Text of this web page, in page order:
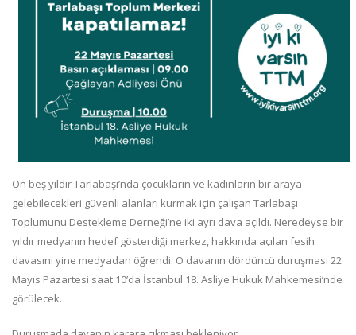
On beş yıldır Tarlabaşı’nda çocukların ve kadınların bir araya
gelebilecekleri güvenli alanları kurmak için çalışan Tarlabaşı
Toplumunu Destekleme Derneği’ne iki ayrı dava açıldı. Neredeyse bir
yıldır medyanın hedef gösterdiği merkez, hakkında açılan fesih
davasını yine medyadan öğrendi. O davanın dördüncü duruşması 22
Mayıs Pazartesi saat 10’da İstanbul 18. Asliye Hukuk Mahkemesi’nde
görülecek.